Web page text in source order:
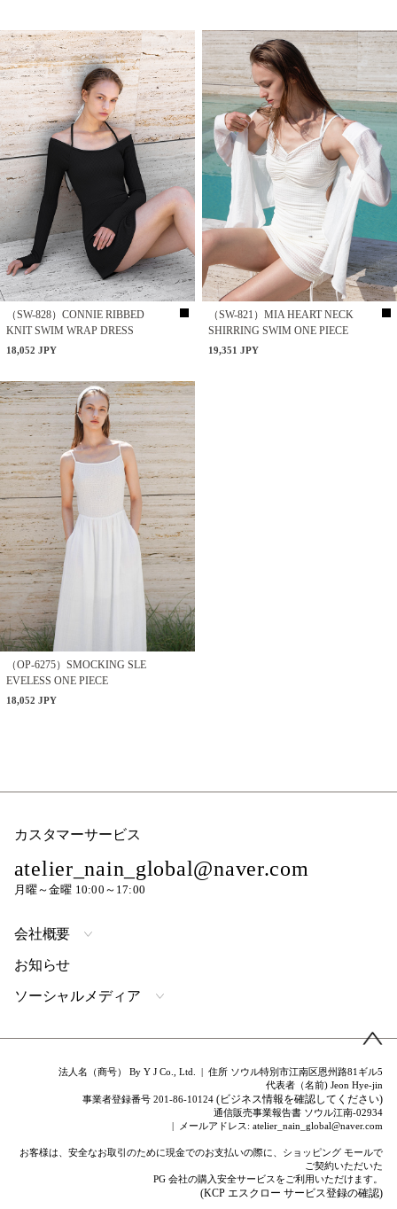
（SW-828）CONNIE RIBBED
KNIT SWIM WRAP DRESS
18,052 JPY
（SW-821）MIA HEART NECK
SHIRRING SWIM ONE PIECE
19,351 JPY
（OP-6275）SMOCKING SLE
EVELESS ONE PIECE
18,052 JPY
カスタマーサービス
atelier_nain_global@naver.com
月曜～金曜 10:00～17:00
会社概要
お知らせ
ソーシャルメディア
法人名（商号） By Y J Co., Ltd. | 住所 ソウル特別市江南区恩州路81ギル5
代表者（名前) Jeon Hye-jin
事業者登録番号 201-86-10124(ビジネス情報を確認してください)
通信販売事業報告書 ソウル江南-02934
| メールアドレス: atelier_nain_global@naver.com
お客様は、安全なお取引のために現金でのお支払いの際に、ショッピング モールで
ご契約いただいた
PG 会社の購入安全サービスをご利用いただけます。
(KCP エスクロー サービス登録の確認)